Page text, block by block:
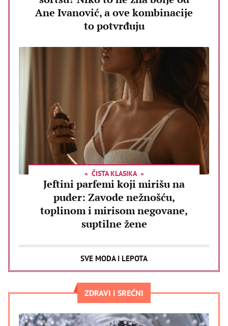
Ane Ivanović, a ove kombinacije
to potvrđuju
ČISTA KLASIKA
Jeftini parfemi koji mirišu na
puder: Zavode nežnošću,
toplinom i mirisom negovane,
suptilne žene
SVE MODA I LEPOTA
ZDRAVI I SREĆNI